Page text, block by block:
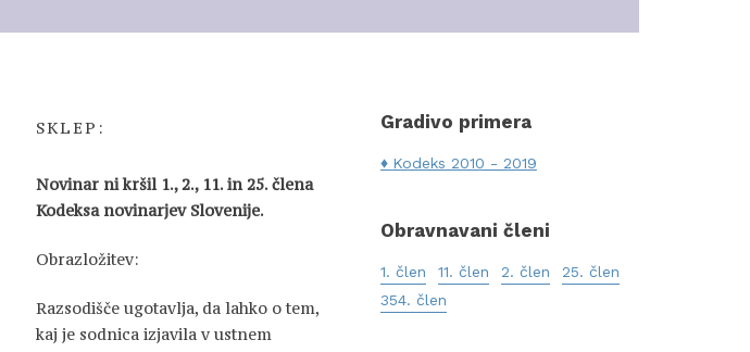
SKLEP:
Novinar ni kršil 1., 2., 11. in 25. člena
Kodeksa novinarjev Slovenije.
Obrazložitev:
Razsodišče ugotavlja, da lahko o tem,
kaj je sodnica izjavila v ustnem
Gradivo primera
Kodeks 2010 - 2019
Obravnavani členi
1. člen 11. člen 2. člen
25. člen
354. člen